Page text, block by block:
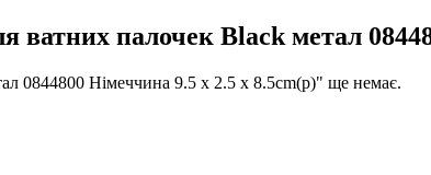
палочек Black метал
0844800 Німеччина 9.5 x 2.5 x 8.5cm(р)" ще немає.